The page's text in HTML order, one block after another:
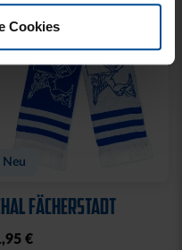
Cookies
Neu
FÄCHERSTADT
€